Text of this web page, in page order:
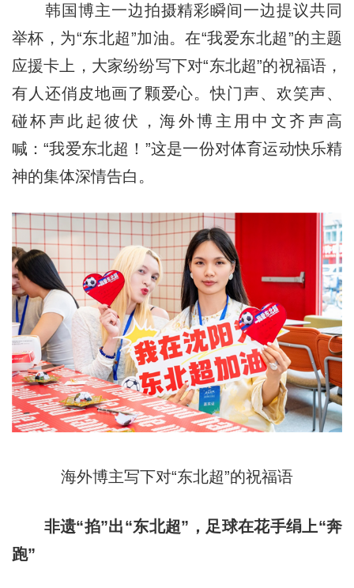
韩国博主一边拍摄精彩瞬间一边提议共同
举杯，为“东北超”加油。在“我爱东北超”的主题
应援卡上，大家纷纷写下对“东北超”的祝福语，
有人还俏皮地画了颗爱心。快门声、欢笑声、
碰杯声此起彼伏，海外博主用中文齐声高
喊：“我爱东北超！”这是一份对体育运动快乐精
神的集体深情告白。
海外博主写下对“东北超”的祝福语
非遗“掐”出“东北超”，足球在花手绢上“奔
跑”